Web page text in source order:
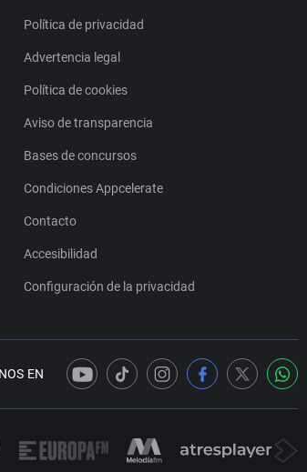
Política de privacidad
Advertencia legal
Política de cookies
Aviso de transparencia
Bases de concursos
Condiciones Appcelerate
Contacto
Accesibilidad
Configuración de la privacidad
EN